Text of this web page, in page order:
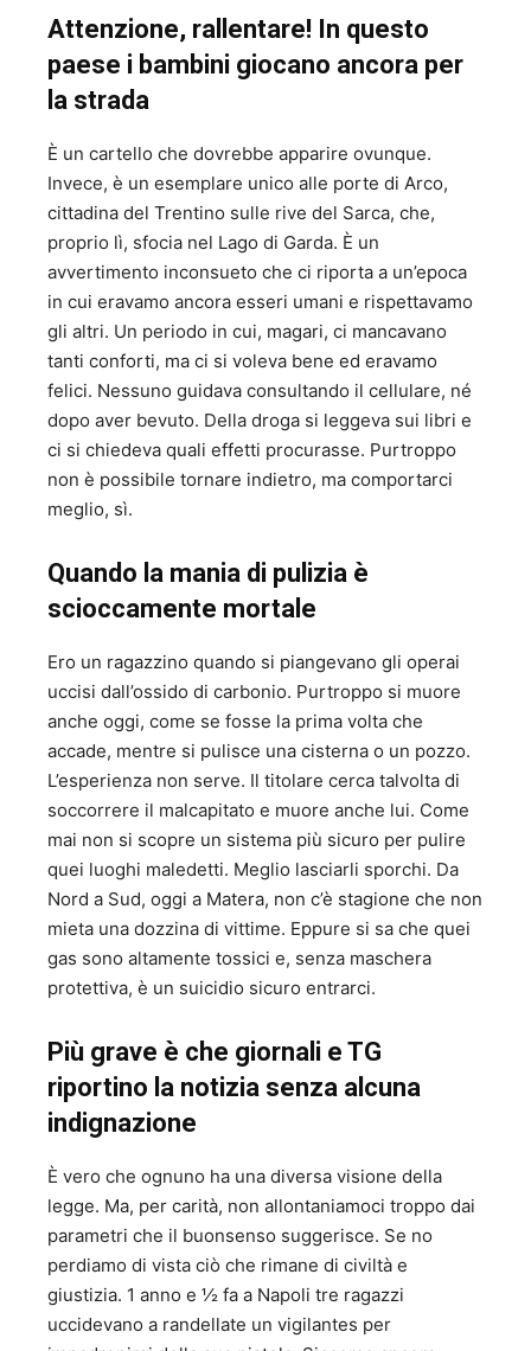
Attenzione, rallentare! In questo
paese i bambini giocano ancora per
la strada
È un cartello che dovrebbe apparire ovunque.
Invece, è un esemplare unico alle porte di Arco,
cittadina del Trentino sulle rive del Sarca, che,
proprio lì, sfocia nel Lago di Garda. È un
avvertimento inconsueto che ci riporta a un’epoca
in cui eravamo ancora esseri umani e rispettavamo
gli altri. Un periodo in cui, magari, ci mancavano
tanti conforti, ma ci si voleva bene ed eravamo
felici. Nessuno guidava consultando il cellulare, né
dopo aver bevuto. Della droga si leggeva sui libri e
ci si chiedeva quali effetti procurasse. Purtroppo
non è possibile tornare indietro, ma comportarci
meglio, sì.
Quando la mania di pulizia è
scioccamente mortale
Ero un ragazzino quando si piangevano gli operai
uccisi dall’ossido di carbonio. Purtroppo si muore
anche oggi, come se fosse la prima volta che
accade, mentre si pulisce una cisterna o un pozzo.
L’esperienza non serve. Il titolare cerca talvolta di
soccorrere il malcapitato e muore anche lui. Come
mai non si scopre un sistema più sicuro per pulire
quei luoghi maledetti. Meglio lasciarli sporchi. Da
Nord a Sud, oggi a Matera, non c’è stagione che non
mieta una dozzina di vittime. Eppure si sa che quei
gas sono altamente tossici e, senza maschera
protettiva, è un suicidio sicuro entrarci.
Più grave è che giornali e TG
riportino la notizia senza alcuna
indignazione
È vero che ognuno ha una diversa visione della
legge. Ma, per carità, non allontaniamoci troppo dai
parametri che il buonsenso suggerisce. Se no
perdiamo di vista ciò che rimane di civiltà e
giustizia. 1 anno e ½ fa a Napoli tre ragazzi
uccidevano a randellate un vigilantes per